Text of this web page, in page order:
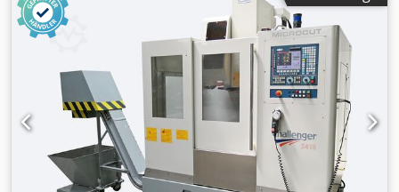
5.300 mm Fräser-Ø x Breite: 400x500 mm Max.
Schrägungswinkel: 45° Fräserdurchmesser: 500 mm
Fräserdrehzahlen: 9–63 U/min Gesamtanschlusswert: 47
kW Maschinengewicht: 160 t Ausstattung: Standard-
Wälzfräskopf, tangentialer Fräskopf,
Innenbearbeitungskopf, Wechselrädersatz, Stützen. Video
verfügbar.